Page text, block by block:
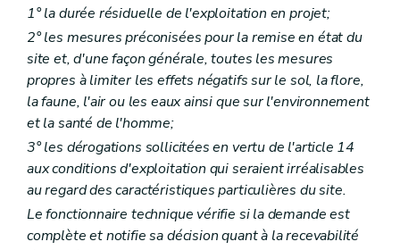
1° la durée résiduelle de l'exploitation en projet;
2° les mesures préconisées pour la remise en état du
site et, d'une façon générale, toutes les mesures
propres à limiter les effets négatifs sur le sol, la flore,
la faune, l'air ou les eaux ainsi que sur l'environnement
et la santé de l'homme;
3° les dérogations sollicitées en vertu de l'article 14
aux conditions d'exploitation qui seraient irréalisables
au regard des caractéristiques particulières du site.
Le fonctionnaire technique vérifie si la demande est
complète et notifie sa décision quant à la recevabilité